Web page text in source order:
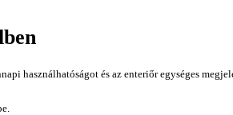
használhatóságot és az enteriőr egységes